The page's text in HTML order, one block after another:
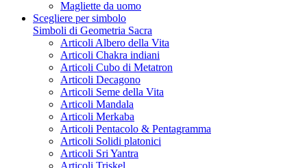
Magliette da uomo
Scegliere per simbolo
Simboli di Geometria Sacra
Articoli Albero della Vita
Articoli Chakra indiani
Articoli Cubo di Metatron
Articoli Decagono
Articoli Seme della Vita
Articoli Mandala
Articoli Merkaba
Articoli Pentacolo & Pentagramma
Articoli Solidi platonici
Articoli Sri Yantra
Articoli Triskel